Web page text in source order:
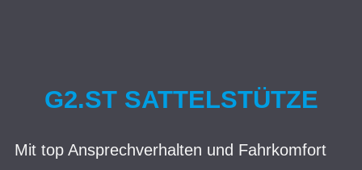
G2.ST SATTELSTÜTZE
Mit top Ansprechverhalten und Fahrkomfort